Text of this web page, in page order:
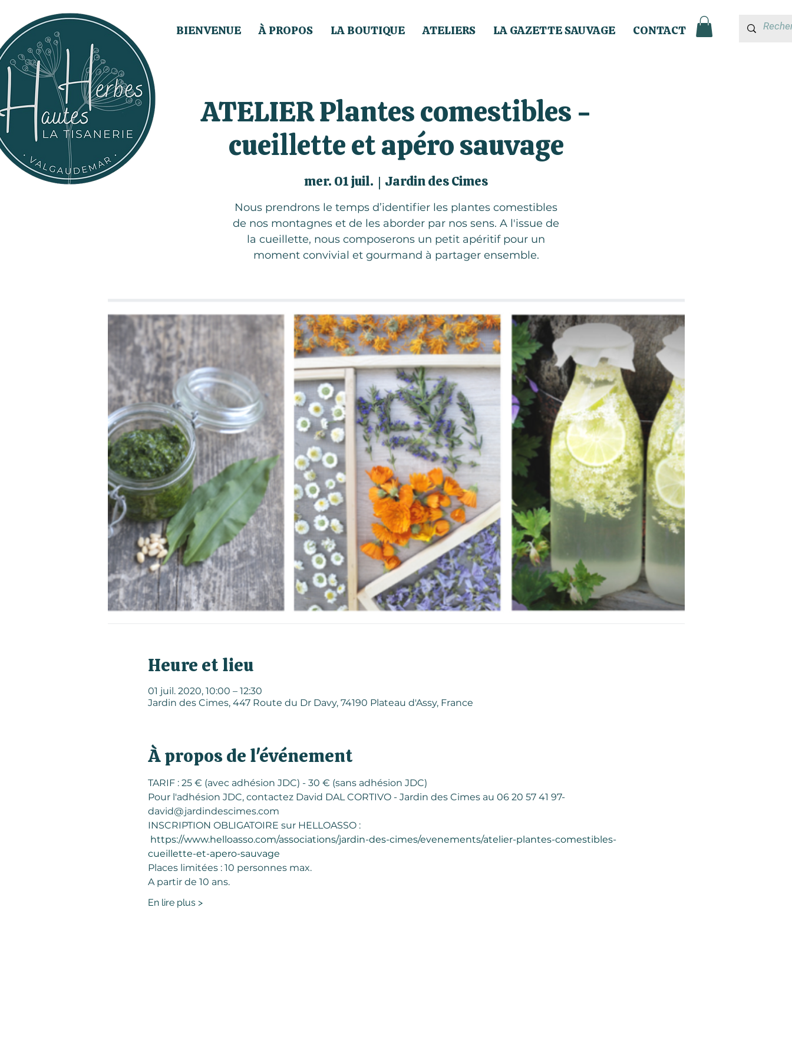
BIENVENUE À PROPOS LA BOUTIQUE ATELIERS LA GAZETTE SAUVAGE CONTACT
ATELIER Plantes comestibles -
cueillette et apéro sauvage
mer. 01 juil.
  |
Jardin des Cimes
Nous prendrons le temps d’identifier les plantes comestibles
de nos montagnes et de les aborder par nos sens. A l'issue de
la cueillette, nous composerons un petit apéritif pour un
moment convivial et gourmand à partager ensemble.
Heure et lieu
01 juil. 2020, 10:00 – 12:30
Jardin des Cimes, 447 Route du Dr Davy, 74190 Plateau d'Assy, France
À propos de l'événement
TARIF : 25 € (avec adhésion JDC) - 30 € (sans adhésion JDC)
Pour l'adhésion JDC, contactez David DAL CORTIVO - Jardin des Cimes au 06 20 57 41 97-
david@jardindescimes.com
INSCRIPTION OBLIGATOIRE sur HELLOASSO :
https://www.helloasso.com/associations/jardin-des-cimes/evenements/atelier-plantes-comestibles-
cueillette-et-apero-sauvage
Places limitées : 10 personnes max.
A partir de 10 ans.
En lire plus >